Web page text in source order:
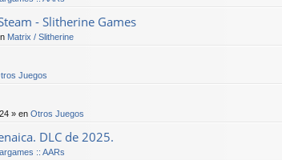
- Slitherine Games
Matrix / Slitherine
Juegos
» en Otros Juegos
DLC de 2025.
:: AARs